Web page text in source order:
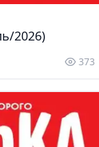
2026)
373